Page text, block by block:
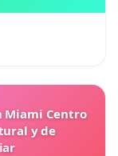
Miami Centro
y de